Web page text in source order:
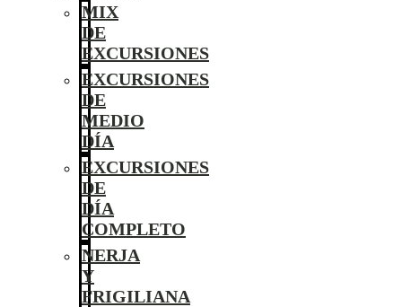
MIX
DE
EXCURSIONES
EXCURSIONES
DE
MEDIO
DÍA
EXCURSIONES
DE
DÍA
COMPLETO
NERJA
Y
FRIGILIANA